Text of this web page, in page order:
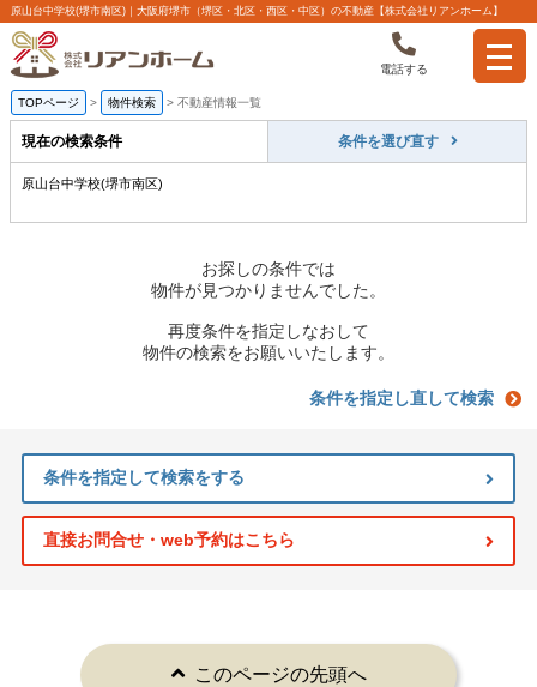
原山台中学校(堺市南区)｜大阪府堺市（堺区・北区・西区・中区）の不動産【株式会社リアンホーム】
電話する
TOPページ > 物件検索 > 不動産情報一覧
現在の検索条件 条件を選び直す
原山台中学校(堺市南区)
お探しの条件では
物件が見つかりませんでした。
再度条件を指定しなおして
物件の検索をお願いいたします。
条件を指定し直して検索
条件を指定して検索をする
直接お問合せ・web予約はこちら
このページの先頭へ